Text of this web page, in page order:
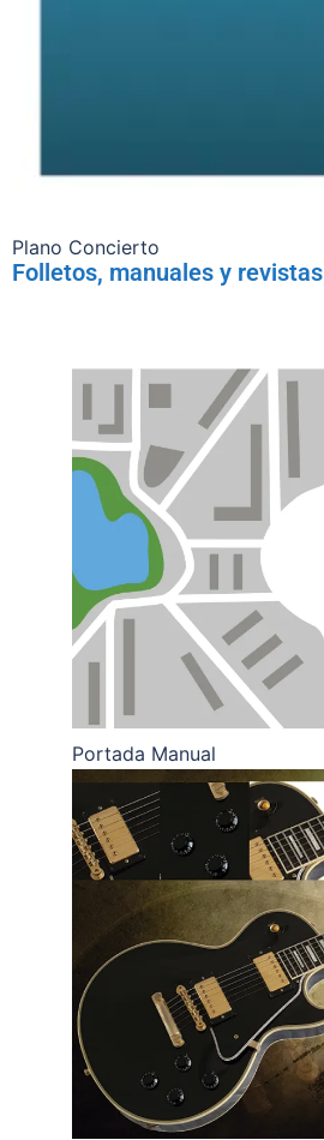
Plano Concierto
Folletos, manuales y revistas
Portada Manual